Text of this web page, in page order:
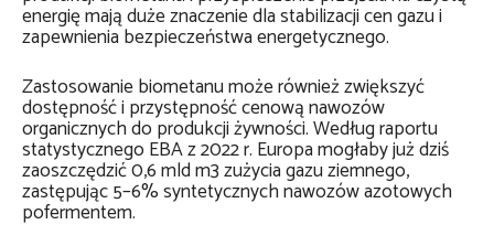
energię mają duże znaczenie dla stabilizacji cen gazu i
zapewnienia bezpieczeństwa energetycznego.
Zastosowanie biometanu może również zwiększyć
dostępność i przystępność cenową nawozów
organicznych do produkcji żywności. Według raportu
statystycznego EBA z 2022 r. Europa mogłaby już dziś
zaoszczędzić 0,6 mld m3 zużycia gazu ziemnego,
zastępując 5–6% syntetycznych nawozów azotowych
pofermentem.